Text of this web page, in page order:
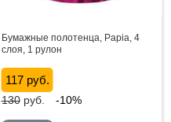
Бумажные полотенца, Papia, 4
слоя, 1 рулон
117 руб.
130руб. -10%